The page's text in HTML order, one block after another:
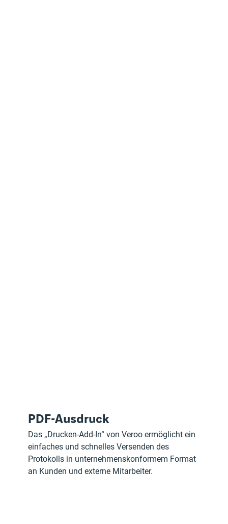
PDF-Ausdruck
Das „Drucken-Add-In“ von Veroo ermöglicht ein
einfaches und schnelles Versenden des
Protokolls in unternehmenskonformem Format
an Kunden und externe Mitarbeiter.